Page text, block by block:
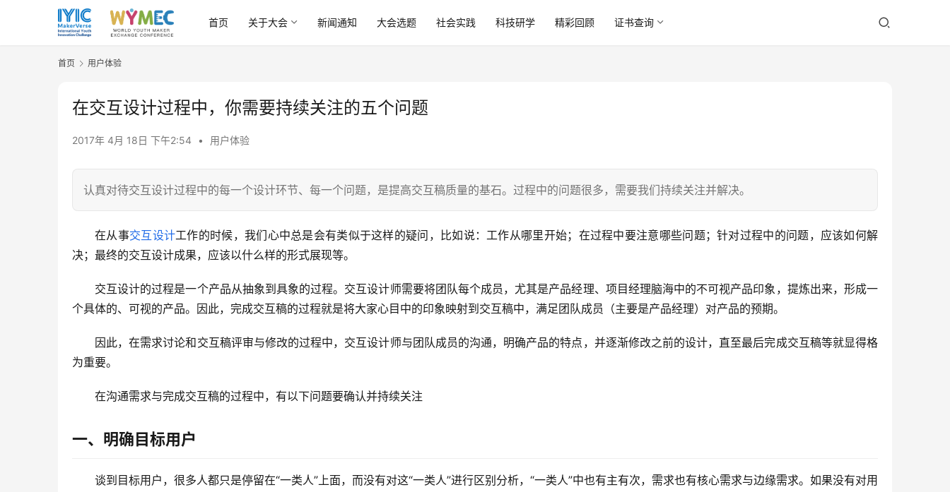
首页 关于大会 新闻通知 大会选题 社会实践 科技研学 精彩回顾 证书查询
首页 用户体验
在交互设计过程中，你需要持续关注的五个问题
2017年 4月 18日 下午2:54 • 用户体验
认真对待交互设计过程中的每一个设计环节、每一个问题，是提高交互稿质量的基石。过程中的问题很多，需要我们持续关注并解决。
在从事交互设计工作的时候，我们心中总是会有类似于这样的疑问，比如说：工作从哪里开始；在过程中要注意哪些问题；针对过程中的问题，应该如何解
决；最终的交互设计成果，应该以什么样的形式展现等。
交互设计的过程是一个产品从抽象到具象的过程。交互设计师需要将团队每个成员，尤其是产品经理、项目经理脑海中的不可视产品印象，提炼出来，形成一
个具体的、可视的产品。因此，完成交互稿的过程就是将大家心目中的印象映射到交互稿中，满足团队成员（主要是产品经理）对产品的预期。
因此，在需求讨论和交互稿评审与修改的过程中，交互设计师与团队成员的沟通，明确产品的特点，并逐渐修改之前的设计，直至最后完成交互稿等就显得格
为重要。
在沟通需求与完成交互稿的过程中，有以下问题要确认并持续关注
一、明确目标用户
谈到目标用户，很多人都只是停留在“一类人”上面，而没有对这“一类人”进行区别分析，“一类人”中也有主有次，需求也有核心需求与边缘需求。如果没有对用